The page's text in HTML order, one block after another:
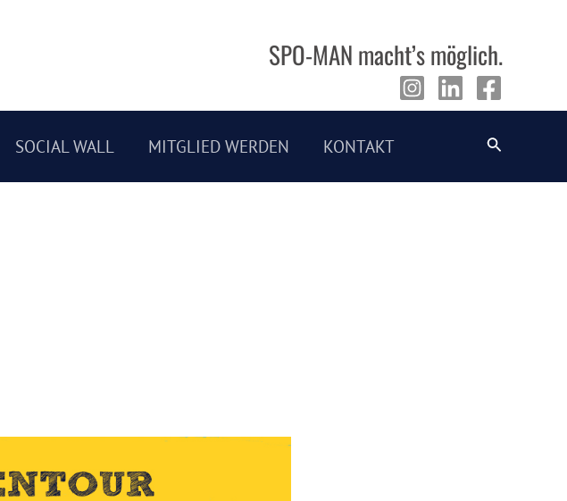
SPO-MAN macht’s möglich.
SOCIAL WALL MITGLIED WERDEN KONTAKT Suche